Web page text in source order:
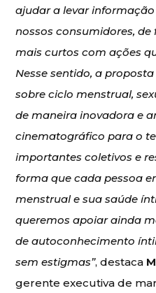
ajudar a levar
nossos consumidores,
mais curtos com ações
Nesse sentido, a proposta
sobre ciclo menstrual,
de maneira inovadora e
cinematográfico para o
importantes coletivos e
forma que cada pessoa
menstrual e sua saúde
queremos apoiar ainda
de autoconhecimento
sem estigmas”, destaca
gerente executiva de